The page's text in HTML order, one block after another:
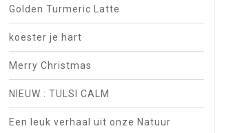
Golden Turmeric Latte
koester je hart
Merry Christmas
NIEUW : TULSI CALM
Een leuk verhaal uit onze Natuur